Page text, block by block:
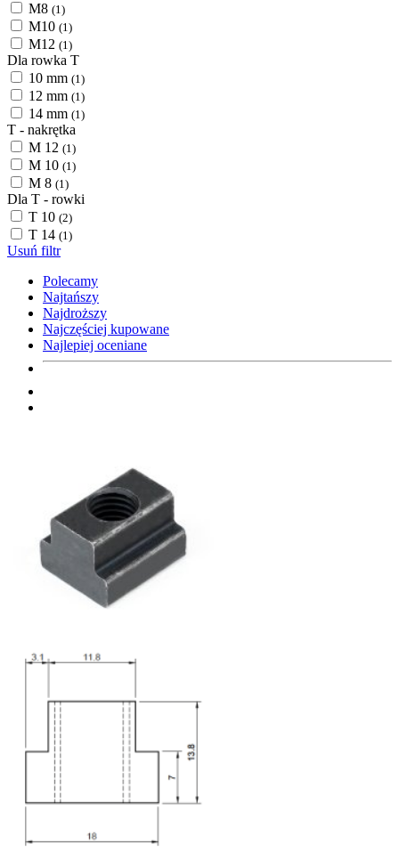
M8 (1)
M10 (1)
M12 (1)
Dla rowka T
10 mm (1)
12 mm (1)
14 mm (1)
T - nakrętka
M 12 (1)
M 10 (1)
M 8 (1)
Dla T - rowki
T 10 (2)
T 14 (1)
Usuń filtr
Polecamy
Najtańszy
Najdroższy
Najczęściej kupowane
Najlepiej oceniane